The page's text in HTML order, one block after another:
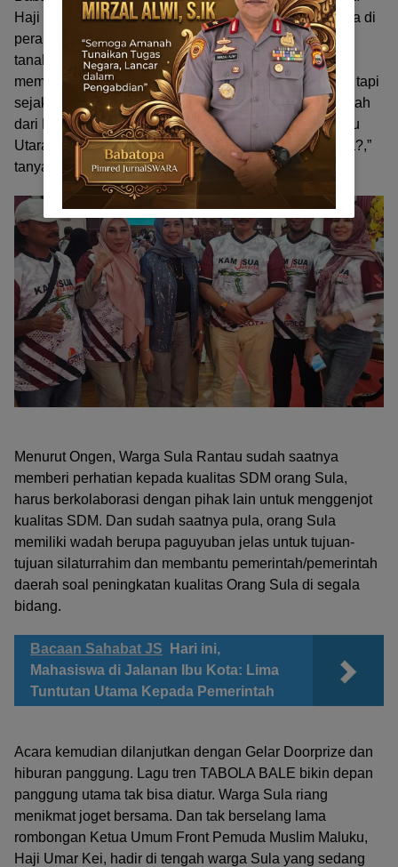
Haji Ongen dalam sambutannya mengajak Warga Sula di
perantauan untuk merefleksi kehadiran orang Sula di
tanah rantau. “Propinsi Maluku di suatu masa, sangat
memperhitungkan Sumber Daya Manusia orang Sula, tapi
sejak pemekaran wilayah, dan Kepulauan Sula berpisah
dari Maluku karena tergabung dengan Propinsi Maluku
Utara, SDM orang Sula tak sehebat waktu itu, ada apa?,”
tanya Ongen dalam sambutannya.
Menurut Ongen, Warga Sula Rantau sudah saatnya
memberi perhatian kepada kualitas SDM orang Sula,
harus berkolaborasi dengan pihak lain untuk menggenjot
kualitas SDM. Dan sudah saatnya pula, orang Sula
memiliki wadah berupa paguyuban jelas untuk tujuan-
tujuan silaturrahim dan membantu pemerintah/pemerintah
daerah soal peningkatan kualitas Orang Sula di segala
bidang.
Bacaan Sahabat JS
Hari ini,
Mahasiswa di Jalanan Ibu Kota: Lima
Tuntutan Utama Kepada Pemerintah
Acara kemudian dilanjutkan dengan Gelar Doorprize dan
hiburan panggung. Lagu tren TABOLA BALE bikin depan
panggung utama tak bisa diatur. Warga Sula riang
menikmat joget bersama. Dan tak berselang lama
rombongan Ketua Umum Front Pemuda Muslim Maluku,
Haji Umar Kei, hadir di tengah warga Sula yang sedang